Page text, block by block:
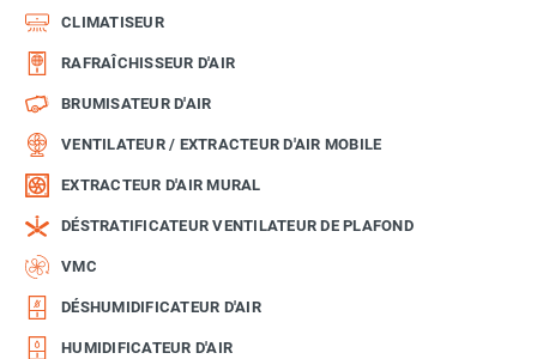
CLIMATISEUR
RAFRAÎCHISSEUR D'AIR
BRUMISATEUR D'AIR
VENTILATEUR / EXTRACTEUR D'AIR MOBILE
EXTRACTEUR D'AIR MURAL
DÉSTRATIFICATEUR VENTILATEUR DE PLAFOND
VMC
DÉSHUMIDIFICATEUR D'AIR
HUMIDIFICATEUR D'AIR